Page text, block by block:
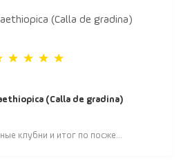
(Calla de gradina)
клубни и итог по посже...